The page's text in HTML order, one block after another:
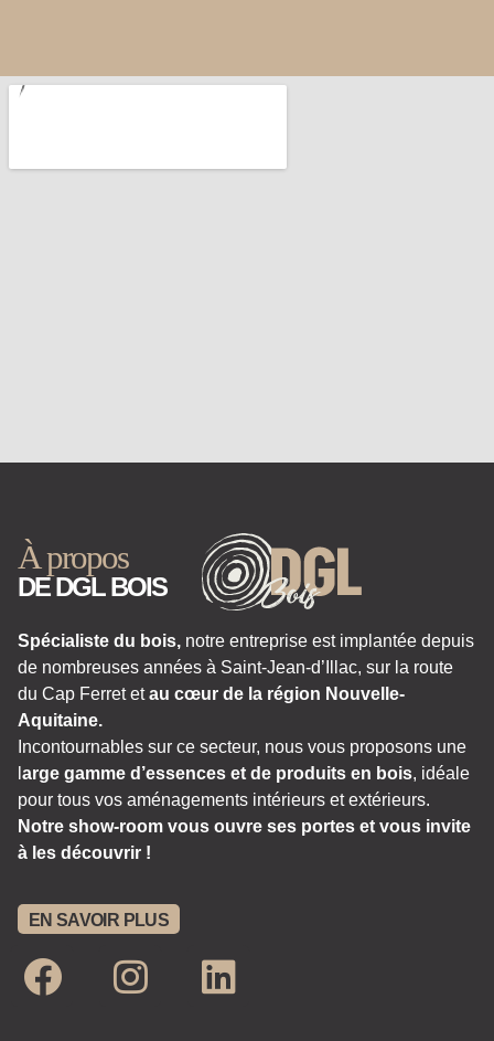
À propos
DE DGL BOIS
Spécialiste du bois, notre entreprise est implantée depuis
de nombreuses années à Saint-Jean-d’Illac, sur la route
du Cap Ferret etau cœur de la région Nouvelle-
Aquitaine.
Incontournables sur ce secteur, nous vous proposons une
arge gamme d’essences et de produits en bois, idéale
pour tous vos aménagements intérieurs et extérieurs.
Notre show-room vous ouvre ses portes et vous invite
à les découvrir !
EN SAVOIR PLUS